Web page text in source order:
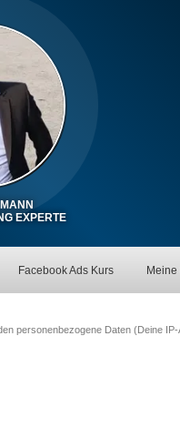
EXPERTE
Facebook Ads Kurs
personenbezogene Daten (Deine